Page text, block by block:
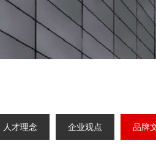
人才理念 企业观点 品牌